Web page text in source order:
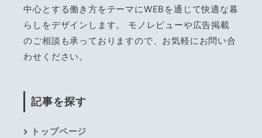
中心とする働き方をテーマにWEBを通じて快適な暮
らしをデザインします。 モノレビューや広告掲載
のご相談も承っておりますので、お気軽にお問い合
わせください。
記事を探す
トップページ